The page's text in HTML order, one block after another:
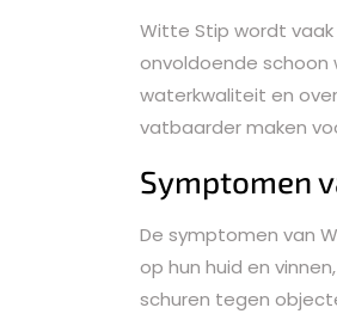
Witte Stip wordt
onvoldoende
waterkwaliteit en
vatbaarder maken
Symptomen
De symptomen van
op hun huid en
schuren tegen